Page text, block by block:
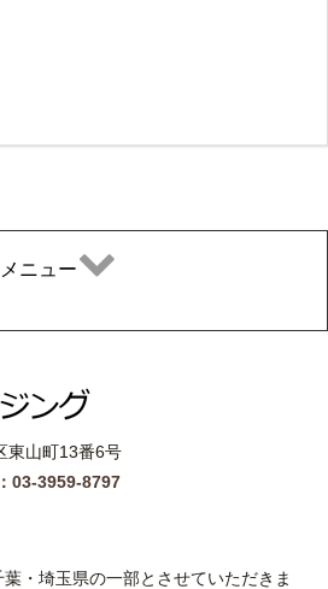
メニュー
山町13番6号
03-3959-8797
・埼玉県の一部とさせていただきま